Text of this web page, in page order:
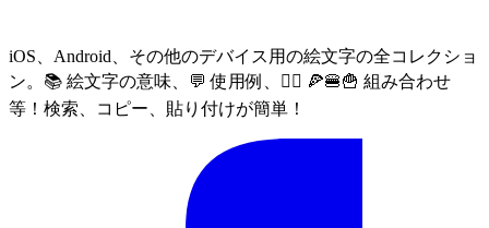
iOS、Android、その他のデバイス用の絵文字の全コレクショ
ン。📚 絵文字の意味、💬 使用例、🙅‍♀️ 🍕🍔🍟 組み合わせ
等！検索、コピー、貼り付けが簡単！